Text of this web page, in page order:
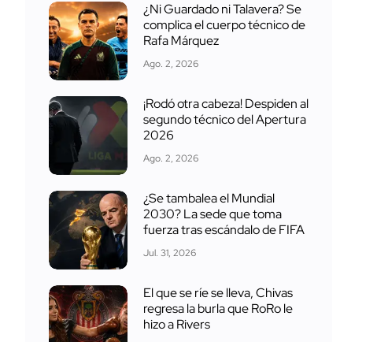
¿Ni Guardado ni Talavera? Se
complica el cuerpo técnico de
Rafa Márquez
Ago. 2, 2026
¡Rodó otra cabeza! Despiden al
segundo técnico del Apertura
2026
Ago. 2, 2026
¿Se tambalea el Mundial
2030? La sede que toma
fuerza tras escándalo de FIFA
Jul. 31, 2026
El que se ríe se lleva, Chivas
regresa la burla que RoRo le
hizo a Rivers